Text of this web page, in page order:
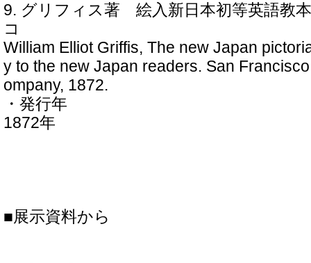
9. グリフィス著 絵入新日本初等英語教
コ
William Elliot Griffis, The new Japan
y to the new Japan readers. San
ompany, 1872.
・発行年
1872年
■展示資料から